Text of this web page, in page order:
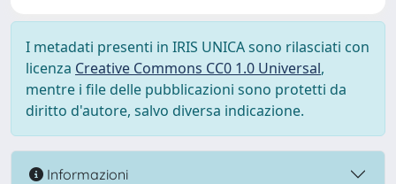
I metadati presenti in IRIS UNICA sono rilasciati con
licenza Creative Commons CC0 1.0 Universal,
mentre i file delle pubblicazioni sono protetti da
diritto d'autore, salvo diversa indicazione.
Informazioni